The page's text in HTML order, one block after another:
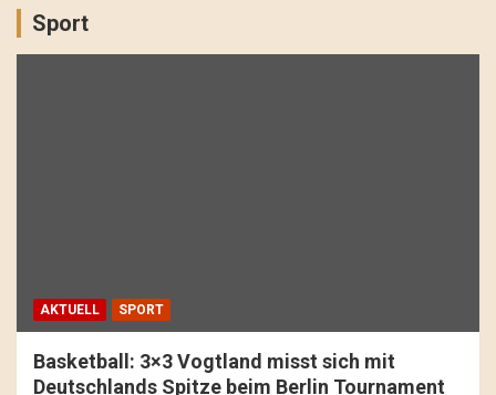
Sport
AKTUELL SPORT
Basketball: 3×3 Vogtland misst sich mit
Deutschlands Spitze beim Berlin Tournament